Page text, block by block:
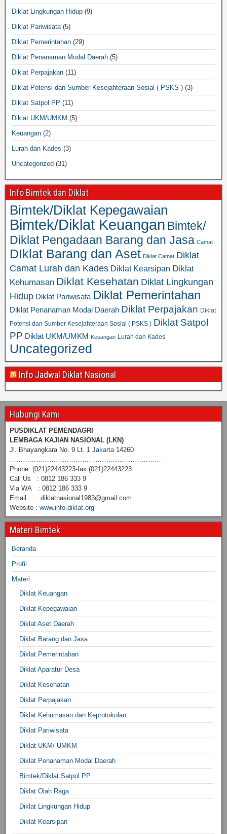
Diklat Lingkungan Hidup (9)
Diklat Pariwisata(5)
Diklat Pemerintahan (29)
Diklat Penanaman Modal Daerah (5)
Diklat Perpajakan (11)
Diklat Potensi dan Sumber Kesejahteraan Sosial ( PSKS ) (3)
Diklat Satpol PP (11)
Diklat UKM/UMKM (5)
Keuangan (2)
Lurah dan Kades (3)
Uncategorized (31)
Info Bimtek dan Diklat
Bimtek/Diklat Kepegawaian
Bimtek/Diklat Keuangan Bimtek/
Diklat Pengadaan Barang dan Jasa Camat
DIklat Barang dan Aset Diklat Camat Diklat
Camat Lurah dan Kades Diklat Kearsipan Diklat
Kehumasan Diklat Kesehatan Diklat Lingkungan
Hidup Diklat Pariwisata Diklat Pemerintahan
Diklat Penanaman Modal Daerah Diklat Perpajakan Diklat
Potensi dan Sumber Kesejahteraan Sosial ( PSKS ) Diklat Satpol
PP Diklat UKM/UMKM Keuangan Lurah dan Kades
Uncategorized
Info Jadwal Diklat Nasional
Hubungi Kami
PUSDIKLAT PEMENDAGRI
LEMBAGA KAJIAN NASIONAL (LKN)
Jl. Bhayangkara No. 9 Lt. 1 Jakarta14260
……………………………………………………………
Phone: (021)22443223-fax (021)22443223
Call Us : 0812 186 333 9
Via WA : 0812 186 333 9
Email : diklatnasional1983@gmail.com
Website : www.info.diklat.org
Materi Bimtek
Beranda
Profil
Materi
Diklat Keuangan
Diklat Kepegawaian
Diklat Aset Daerah
Diklat Barang dan Jasa
Diklat Pemerintahan
Diklat Aparatur Desa
Diklat Kesehatan
Diklat Perpajakan
Diklat Kehumasan dan Keprotokolan
Diklat Pariwisata
Diklat UKM/ UMKM
Diklat Penanaman Modal Daerah
Bimtek/Diklat Satpol PP
Diklat Olah Raga
Diklat Lingkungan Hidup
Diklat Kearsipan